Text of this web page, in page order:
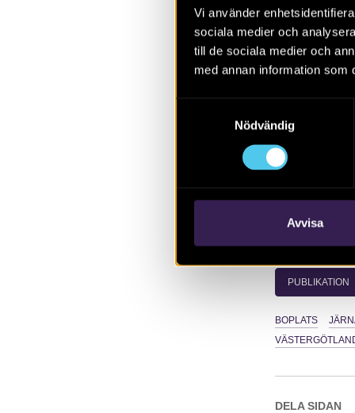
Vi använder
sociala medier och
till de sociala medier och
med annan information som
Nödvändig
Avvisa
har tidigare
resulterade i
från
PUBLIKATION
BOPLATS
DELA SIDAN